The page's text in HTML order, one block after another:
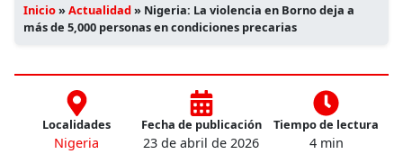
Inicio»Actualidad» Nigeria: La violencia en Borno deja a
más de 5,000 personas en condiciones precarias
Localidades
Nigeria
Fecha de publicación
23 de abril de 2026
Tiempo de lectura
4 min